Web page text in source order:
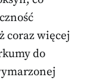
coraz więcej
do